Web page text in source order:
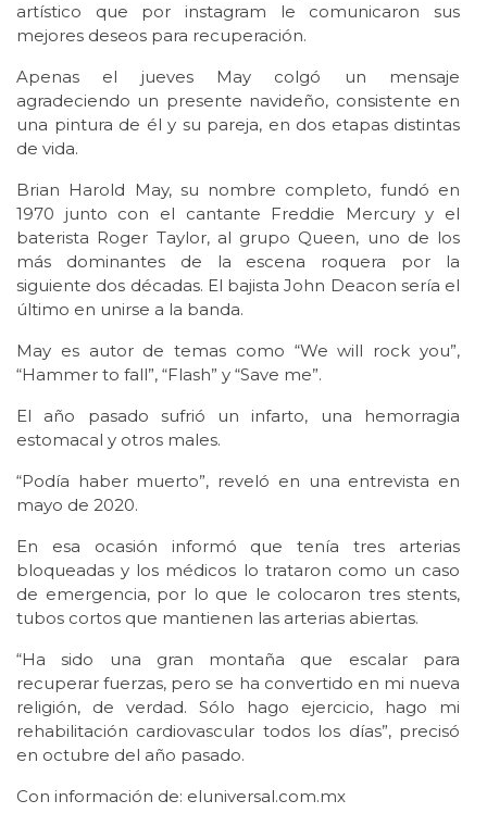
artístico que por instagram le comunicaron sus
mejores deseos para recuperación.
Apenas el jueves May colgó un mensaje
agradeciendo un presente navideño, consistente en
una pintura de él y su pareja, en dos etapas distintas
de vida.
Brian Harold May, su nombre completo, fundó en
1970 junto con el cantante Freddie Mercury y el
baterista Roger Taylor, al grupo Queen, uno de los
más dominantes de la escena roquera por la
siguiente dos décadas. El bajista John Deacon sería el
último en unirse a la banda.
May es autor de temas como “We will rock you”,
“Hammer to fall”, “Flash” y “Save me”.
El año pasado sufrió un infarto, una hemorragia
estomacal y otros males.
“Podía haber muerto”, reveló en una entrevista en
mayo de 2020.
En esa ocasión informó que tenía tres arterias
bloqueadas y los médicos lo trataron como un caso
de emergencia, por lo que le colocaron tres stents,
tubos cortos que mantienen las arterias abiertas.
“Ha sido una gran montaña que escalar para
recuperar fuerzas, pero se ha convertido en mi nueva
religión, de verdad. Sólo hago ejercicio, hago mi
rehabilitación cardiovascular todos los días”, precisó
en octubre del año pasado.
Con información de: eluniversal.com.mx